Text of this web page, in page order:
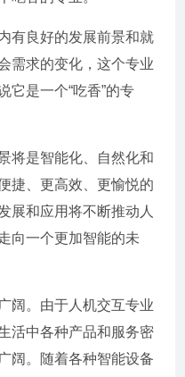
有良好的发展前景和就
需求的变化，这个专业
它是一个“吃香”的专
将是智能化、自然化和
捷、更高效、更愉悦的
展和应用将不断推动人
向一个更加智能的未
阔。由于人机交互专业
活中各种产品和服务密
阔。随着各种智能设备